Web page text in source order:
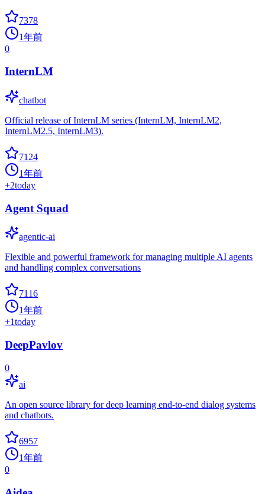
7378
1年前
0
InternLM
chatbot
Official release of InternLM series (InternLM, InternLM2,
InternLM2.5, InternLM3).
7124
1年前
+2today
Agent Squad
agentic-ai
Flexible and powerful framework for managing multiple AI agents
and handling complex conversations
7116
1年前
+1today
DeepPavlov
0
ai
An open source library for deep learning end-to-end dialog systems
and chatbots.
6957
1年前
0